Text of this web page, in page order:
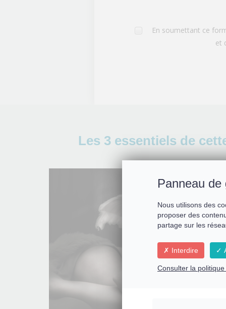
En soumettant ce
et
Les 3 essentiels de
Panneau
Nous utilisons des
proposer des
partage sur les
Interdire
Consulter la